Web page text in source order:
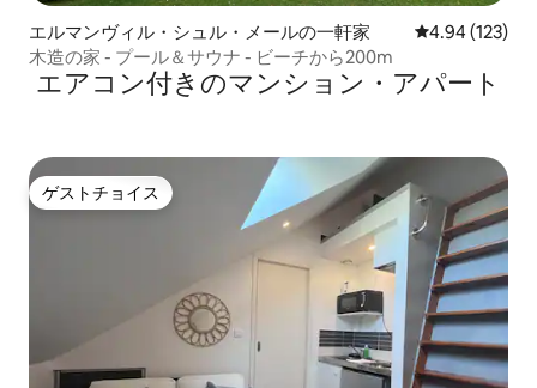
エルマンヴィル・シュル・メールの一軒家 レビュー123
4.94 (123)
木造の家 - プール＆サウナ - ビーチから200m
エアコン付きのマンション・アパート
ゲストチョイス
ゲストチョイス